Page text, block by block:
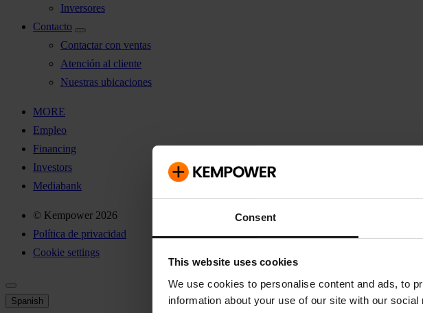
Consent
This website uses cookies
We use cookies to personalise content and ads, to
information about your use of our site with our
Inversores
Contacto
Contactar con ventas
Atención al cliente
Nuestras ubicaciones
MORE
Empleo
Financing
Investors
Mediabank
© Kempower 2026
Política de privacidad
Cookie settings
Spanish